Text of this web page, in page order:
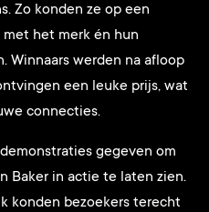
Zo konden ze op een
het merk én hun
Winnaars werden na afloop
een leuke prijs, wat
connecties.
gegeven om
Baker in actie te laten zien.
konden bezoekers terecht